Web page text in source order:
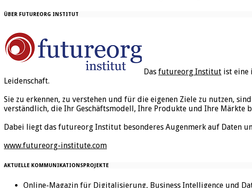
ÜBER FUTUREORG INSTITUT
Das futureorg Institut ist eine
Leidenschaft.
Sie zu erkennen, zu verstehen und für die eigenen Ziele zu nutzen,
verständlich, die Ihr Geschäftsmodell, Ihre Produkte und Ihre Märkte
Dabei liegt das futureorg Institut besonderes Augenmerk auf Daten
www.futureorg-institute.com
AKTUELLE KOMMUNIKATIONSPROJEKTE
Online-Magazin für Digitalisierung, Business Intelligence und